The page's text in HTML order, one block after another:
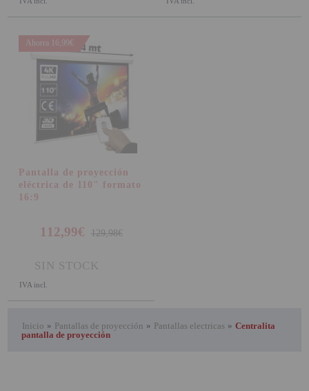
CABLES Y ACCESORIOS
Atención Pedidos:
951 10 21 22
Lunes a Viernes:9.00h a 15.30h
pedidos@proyectorbarato.com
Asistencia Técnica:
Ahorra 16,99€
Pantalla de proyección
eléctrica de 110" formato
16:9
112,99€ 129,98€
SIN STOCK
IVA incl.
Inicio » Pantallas de proyección » Pantallas electricas » Centralita
pantalla de proyección